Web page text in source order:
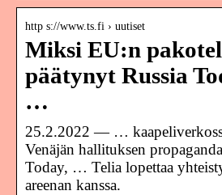
http s://www.ts.fi › uutiset
Miksi EU:n
päätynyt Russia
…
25.2.2022 — …
Venäjän hallituksen
Today, … Telia lopettaa
areenan kanssa.